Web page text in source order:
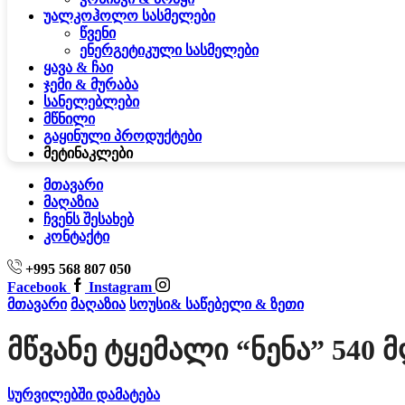
უალკოჰოლო სასმელები
წვენი
ენერგეტიკული სასმელები
ყავა & ჩაი
ჯემი & მურაბა
სანელებლები
მწნილი
გაყინული პროდუქტები
მეტინაკლები
მთავარი
მაღაზია
ჩვენს შესახებ
კონტაქტი
+995 568 807 050
Facebook
Instagram
მთავარი მაღაზია სოუსი& საწებელი & ზეთი
Მწვანე Ტყემალი “ნენა” 540
სურვილებში დამატება